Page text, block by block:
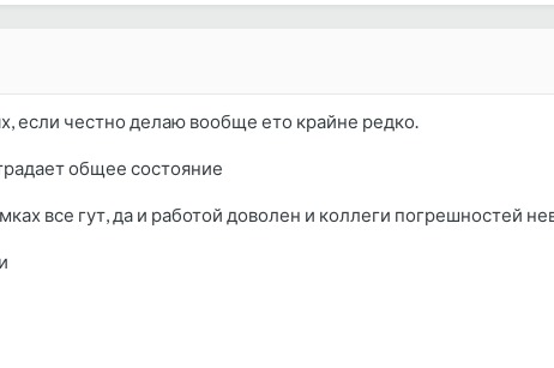
если честно делаю вообще ето крайне редко.
общее состояние
все гут, да и работой доволен и коллеги погрешностей